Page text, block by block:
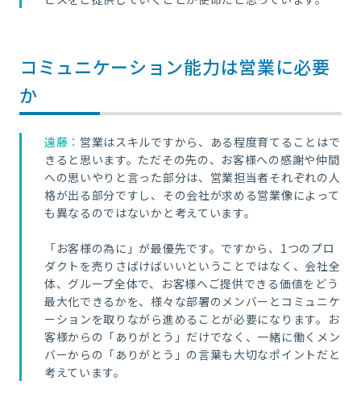
コミュニケーション能力は営業に必要
か
遠藤： 営業はスキルですから、ある程度育てることはで
きると思います。ただその先の、お客様への感謝や仲間
への思いやりと言った部分は、営業担当者それぞれの人
格が出る部分ですし、その会社が求める営業像によって
も異なるのではないかと考えています。
「お客様の為に」が最優先です。ですから、1つのプロ
ダクトを売りさばけばいいということではなく、会社全
体、グループ全体で、お客様へご提供できる価値をどう
最大化できるかを、様々な部署のメンバーとコミュニケ
ーションを取りながら進めることが必要になります。お
客様からの「ありがとう」だけでなく、一緒に働くメン
バーからの「ありがとう」の言葉も大切なポイントだと
考えています。